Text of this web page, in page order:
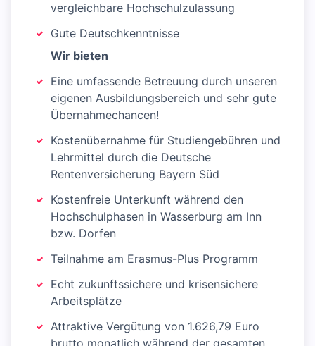
vergleichbare Hochschulzulassung
Gute Deutschkenntnisse
Wir bieten
Eine umfassende Betreuung durch unseren
eigenen Ausbildungsbereich und sehr gute
Übernahmechancen!
Kostenübernahme für Studiengebühren und
Lehrmittel durch die Deutsche
Rentenversicherung Bayern Süd
Kostenfreie Unterkunft während den
Hochschulphasen in Wasserburg am Inn
bzw. Dorfen
Teilnahme am Erasmus-Plus Programm
Echt zukunftssichere und krisensichere
Arbeitsplätze
Attraktive Vergütung von 1.626,79 Euro
brutto monatlich während der gesamten